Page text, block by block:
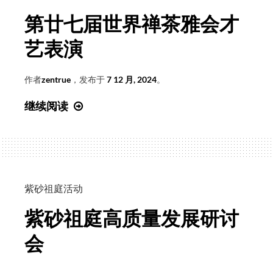
书
个
第廿七届世界禅茶雅会才
艺表演
作者zentrue ，发布于7 12 月, 2024。
继续阅读
七
届
茶
紫砂祖庭活动
紫砂祖庭高质量发展研讨
会